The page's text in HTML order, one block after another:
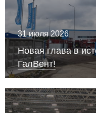
31 июля 2026
Новая глава в
ГалВент!